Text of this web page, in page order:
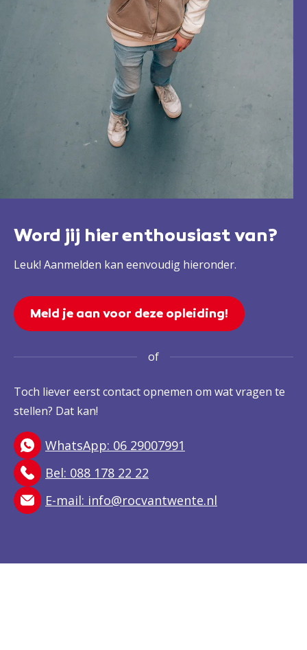
Word jij hier enthousiast van?
Leuk! Aanmelden kan eenvoudig hieronder.
Meld je aan voor deze opleiding!
of
Toch liever eerst contact opnemen om wat vragen te
stellen? Dat kan!
WhatsApp: 06 29007991
Bel: 088 178 22 22
E-mail: info@rocvantwente.nl